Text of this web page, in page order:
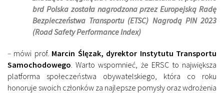
brd Polska została nagrodzona przez Europejską Radę
Bezpieczeństwa Transportu (ETSC) Nagrodą PIN 2023
(Road Safety Performance Index)
– mówi prof. Marcin Ślęzak, dyrektor Instytutu Transportu
Samochodowego . Warto wspomnieć, że ERSC to największa
platforma społeczeństwa obywatelskiego, która co roku
honoruje swoich członków za najlepsze pomysły oraz wdrożenia